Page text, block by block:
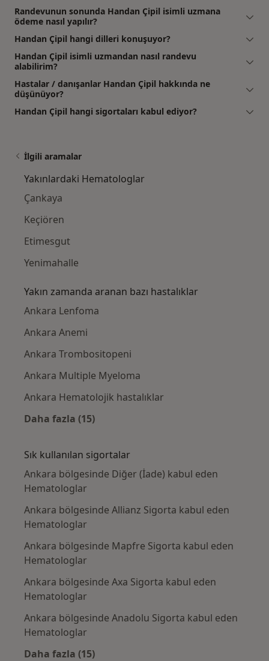
Randevunun sonunda Handan Çipil isimli uzmana
ödeme nasıl yapılır?
Handan Çipil hangi dilleri konuşuyor?
Handan Çipil isimli uzmandan nasıl randevu
alabilirim?
Hastalar / danışanlar Handan Çipil hakkında ne
düşünüyor?
Handan Çipil hangi sigortaları kabul ediyor?
İlgili aramalar
Yakınlardaki Hematologlar
Çankaya
Keçiören
Etimesgut
Yenimahalle
Yakın zamanda aranan bazı hastalıklar
Ankara Lenfoma
Ankara Anemi
Ankara Trombositopeni
Ankara Multiple Myeloma
Ankara Hematolojik hastalıklar
Daha fazla (15)
Sık kullanılan sigortalar
Ankara bölgesinde Diğer (İade) kabul eden
Hematologlar
Ankara bölgesinde Allianz Sigorta kabul eden
Hematologlar
Ankara bölgesinde Mapfre Sigorta kabul eden
Hematologlar
Ankara bölgesinde Axa Sigorta kabul eden
Hematologlar
Ankara bölgesinde Anadolu Sigorta kabul eden
Hematologlar
Daha fazla (15)